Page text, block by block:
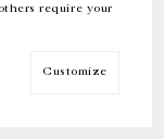
require your
Customize